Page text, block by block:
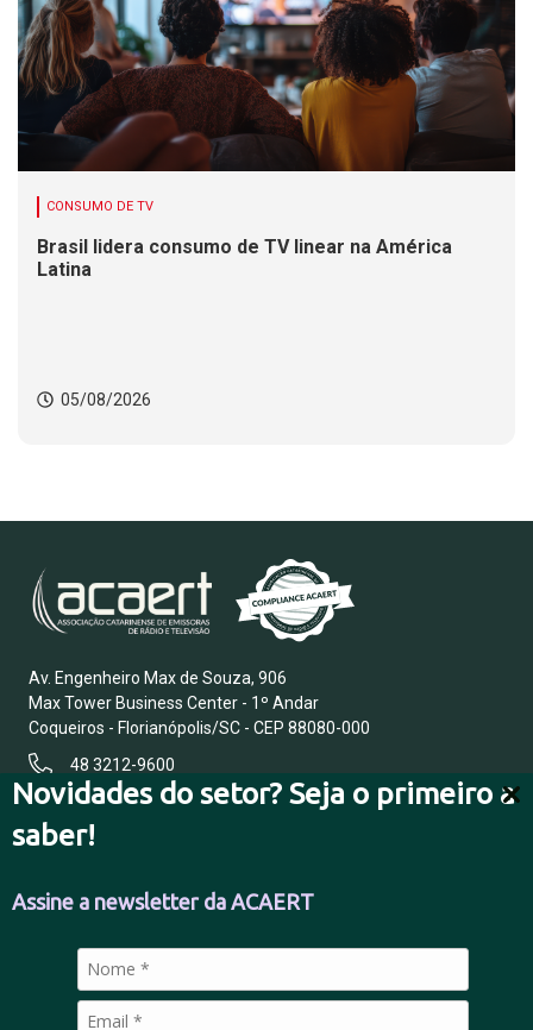
Novidades do setor? Seja o primeiro a
saber!
Assine a newsletter da ACAERT
CONSUMO DE TV
Brasil lidera consumo de TV linear na América
Latina
05/08/2026
Av. Engenheiro Max de Souza, 906
Max Tower Business Center - 1º Andar
Coqueiros - Florianópolis/SC - CEP 88080-000
48 3212-9600
FALE CONOSCO
POLÍTICA DE PRIVACIDADE